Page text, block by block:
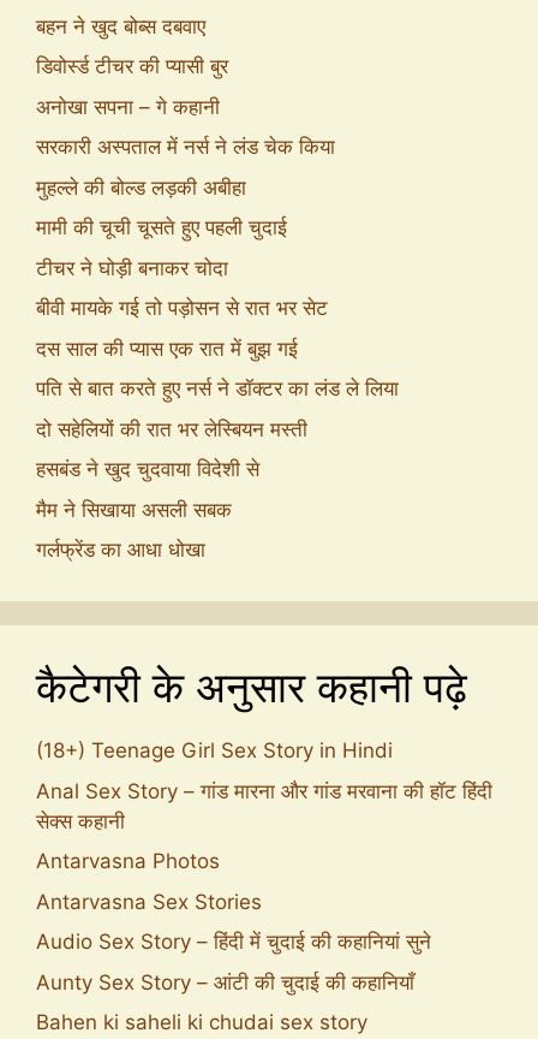
बहन ने खुद बोब्स दबवाए
डिवोर्स्ड टीचर की प्यासी बुर
अनोखा सपना – गे कहानी
सरकारी अस्पताल में नर्स ने लंड चेक किया
मुहल्ले की बोल्ड लड़की अबीहा
मामी की चूची चूसते हुए पहली चुदाई
टीचर ने घोड़ी बनाकर चोदा
बीवी मायके गई तो पड़ोसन से रात भर सेट
दस साल की प्यास एक रात में बुझ गई
पति से बात करते हुए नर्स ने डॉक्टर का लंड ले लिया
दो सहेलियों की रात भर लेस्बियन मस्ती
हसबंड ने खुद चुदवाया विदेशी से
मैम ने सिखाया असली सबक
गर्लफ्रेंड का आधा धोखा
कैटेगरी के अनुसार कहानी पढ़े
(18+) Teenage Girl Sex Story in Hindi
Anal Sex Story – गांड मारना और गांड मरवाना की हॉट हिंदी
सेक्स कहानी
Antarvasna Photos
Antarvasna Sex Stories
Audio Sex Story – हिंदी में चुदाई की कहानियां सुने
Aunty Sex Story – आंटी की चुदाई की कहानियाँ
Bahen ki saheli ki chudai sex story